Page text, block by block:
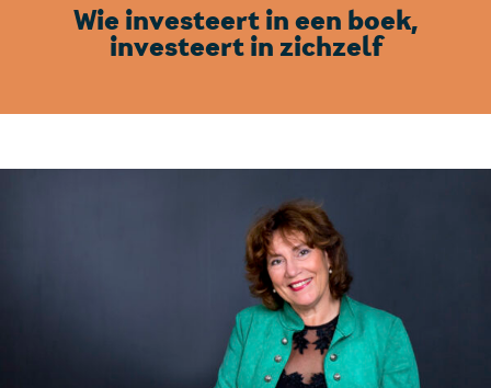
Wie investeert in een boek,
investeert in zichzelf